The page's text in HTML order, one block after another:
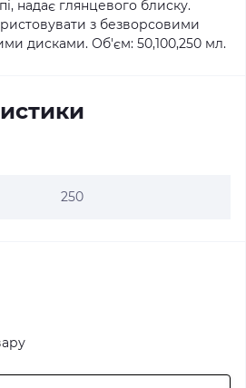
надає глянцевого блиску.
з безворсовими
дисками. Об'єм: 50,100,250 мл.
250